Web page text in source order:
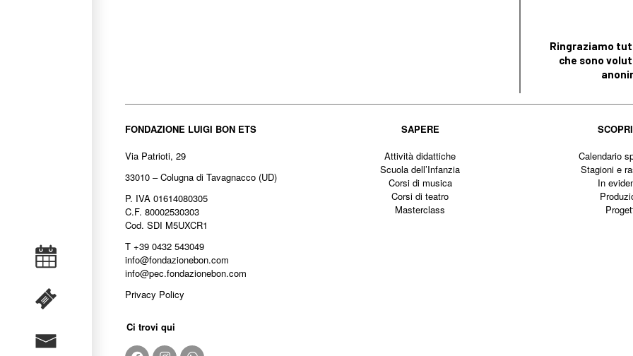
Ringraziamo
che sono
FONDAZIONE LUIGI BON ETS
Via Patrioti, 29
33010 – Colugna di Tavagnacco (UD)
P. IVA 01614080305
C.F. 80002530303
Cod. SDI M5UXCR1
T +39 0432 543049
info@fondazionebon.com
info@pec.fondazionebon.com
Privacy Policy
Ci trovi qui
SAPERE
Attività didattiche
Scuola dell’Infanzia
Corsi di musica
Corsi di teatro
Masterclass
Calendario
Stagioni e
In